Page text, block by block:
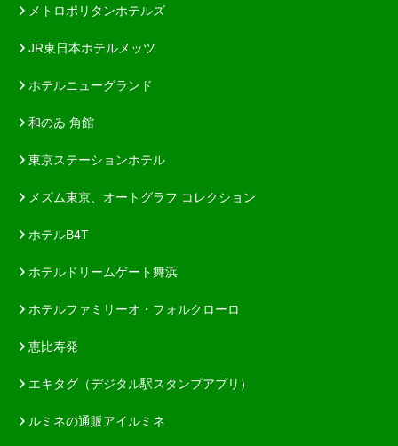
メトロポリタンホテルズ
JR東日本ホテルメッツ
ホテルニューグランド
和のゐ 角館
東京ステーションホテル
メズム東京、オートグラフ コレクション
ホテルB4T
ホテルドリームゲート舞浜
ホテルファミリーオ・フォルクローロ
恵比寿発
エキタグ（デジタル駅スタンプアプリ）
ルミネの通販アイルミネ